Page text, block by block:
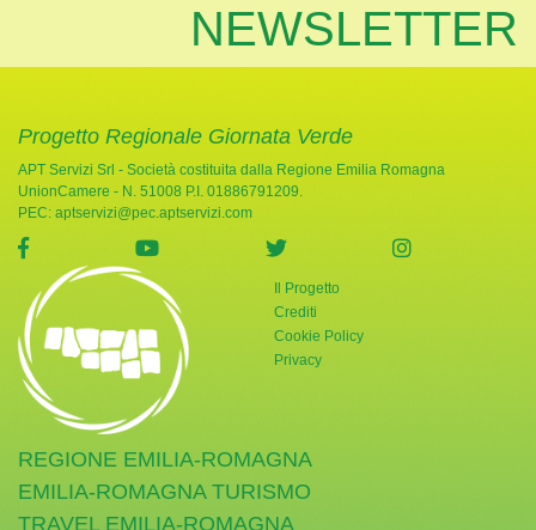
NEWSLETTER
Progetto Regionale Giornata Verde
APT Servizi Srl - Società costituita dalla Regione Emilia Romagna
UnionCamere - N. 51008 P.I. 01886791209.
PEC: aptservizi@pec.aptservizi.com
visita la pagina Facebook di Giornata Verde
visita la pagina YouTube di Giornata
visita la pagina Twitter di
visita la
Il Progetto
Crediti
Cookie Policy
Privacy
REGIONE EMILIA-ROMAGNA
EMILIA-ROMAGNA TURISMO
TRAVEL EMILIA-ROMAGNA